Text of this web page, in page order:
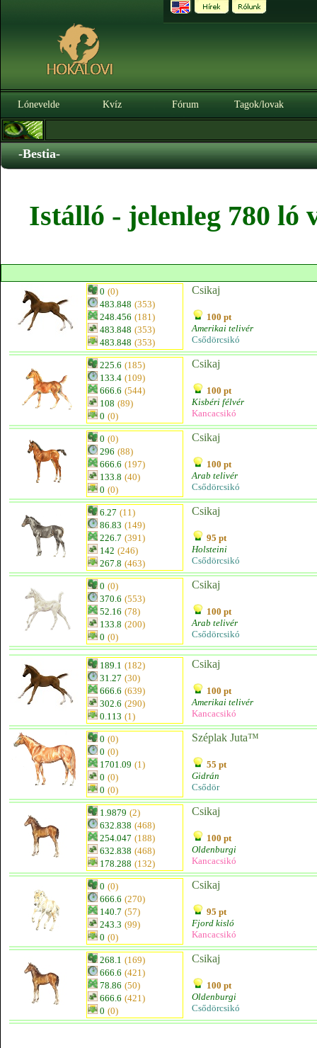
Lónevelde Kvíz Fórum Tagok/lovak
-Bestia-
Istálló - jelenleg 780 ló
0 (0)
483.848 (353)
248.456 (181)
483.848 (353)
483.848 (353)
Csikaj
100 pt
Amerikai telivér
Csődörcsikó
225.6 (185)
133.4 (109)
666.6 (544)
108 (89)
0 (0)
Csikaj
100 pt
Kisbéri félvér
Kancacsikó
0 (0)
296 (88)
666.6 (197)
133.8 (40)
0 (0)
Csikaj
100 pt
Arab telivér
Csődörcsikó
6.27 (11)
86.83 (149)
226.7 (391)
142 (246)
267.8 (463)
Csikaj
95 pt
Holsteini
Csődörcsikó
0 (0)
370.6 (553)
52.16 (78)
133.8 (200)
0 (0)
Csikaj
100 pt
Arab telivér
Csődörcsikó
189.1 (182)
31.27 (30)
666.6 (639)
302.6 (290)
0.113 (1)
Csikaj
100 pt
Amerikai telivér
Kancacsikó
0 (0)
0 (0)
1701.09 (1)
0 (0)
0 (0)
Széplak Juta™
55 pt
Gidrán
Csődör
1.9879 (2)
632.838 (468)
254.047 (188)
632.838 (468)
178.288 (132)
Csikaj
100 pt
Oldenburgi
Kancacsikó
0 (0)
666.6 (270)
140.7 (57)
243.3 (99)
0 (0)
Csikaj
95 pt
Fjord kisló
Kancacsikó
268.1 (169)
666.6 (421)
78.86 (50)
666.6 (421)
0 (0)
Csikaj
100 pt
Oldenburgi
Csődörcsikó